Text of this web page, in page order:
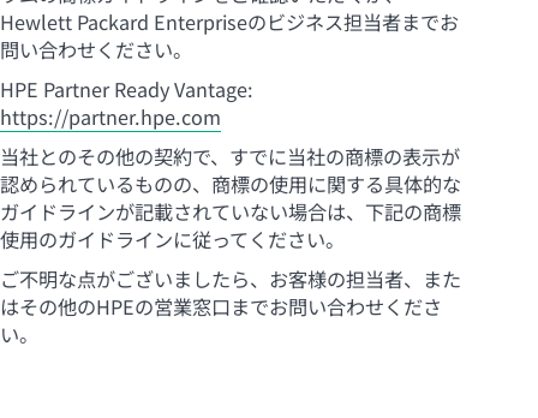
Hewlett Packard Enterpriseのビジネス担当者までお
問い合わせください。
HPE Partner Ready Vantage:
https://partner.hpe.com
当社とのその他の契約で、すでに当社の商標の表示が
認められているものの、商標の使用に関する具体的な
ガイドラインが記載されていない場合は、下記の商標
使用のガイドラインに従ってください。
ご不明な点がございましたら、お客様の担当者、また
はその他のHPEの営業窓口までお問い合わせくださ
い。